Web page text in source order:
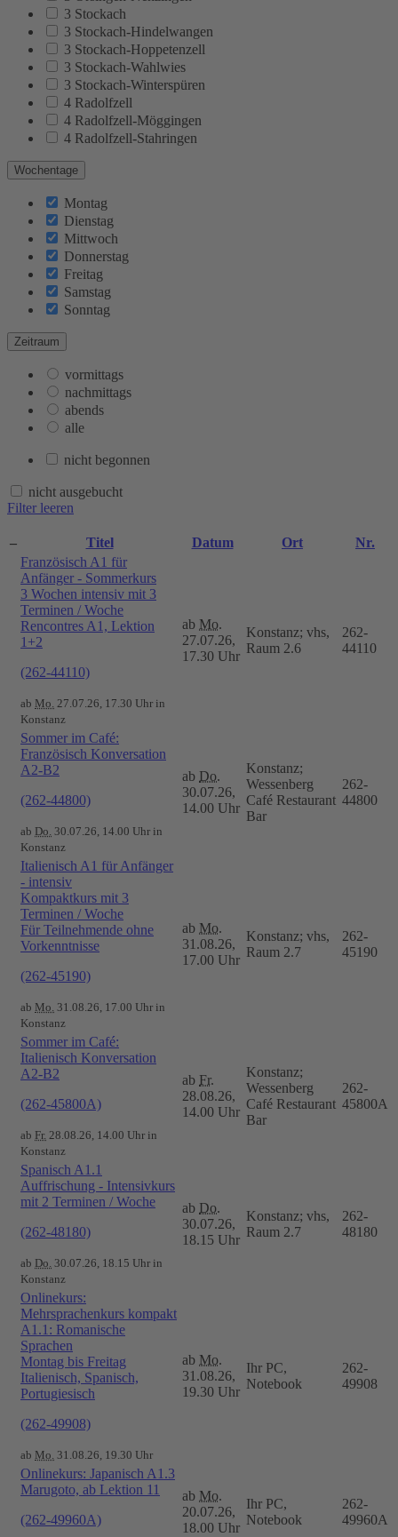
3 Stockach
3 Stockach-Hindelwangen
3 Stockach-Hoppetenzell
3 Stockach-Wahlwies
3 Stockach-Winterspüren
4 Radolfzell
4 Radolfzell-Möggingen
4 Radolfzell-Stahringen
Wochentage
Montag
Dienstag
Mittwoch
Donnerstag
Freitag
Samstag
Sonntag
Zeitraum
vormittags
nachmittags
abends
alle
nicht begonnen
nicht ausgebucht
Filter leeren
– Titel Datum Ort
Nr.
Französisch A1 für
Anfänger - Sommerkurs
3 Wochen intensiv mit 3
Terminen / Woche
Rencontres A1, Lektion
1+2
(262-44110)
ab Mo. 27.07.26, 17.30 Uhr in
Konstanz
ab Mo.
27.07.26,
17.30 Uhr
Konstanz; vhs,
Raum 2.6
262-
44110
Sommer im Café:
Französisch Konversation
A2-B2
(262-44800)
ab Do. 30.07.26, 14.00 Uhr in
Konstanz
ab Do.
30.07.26,
14.00 Uhr
Konstanz;
Wessenberg
Café Restaurant
Bar
262-
44800
Italienisch A1 für Anfänger
- intensiv
Kompaktkurs mit 3
Terminen / Woche
Für Teilnehmende ohne
Vorkenntnisse
(262-45190)
ab Mo. 31.08.26, 17.00 Uhr in
Konstanz
ab Mo.
31.08.26,
17.00 Uhr
Konstanz; vhs,
Raum 2.7
262-
45190
Sommer im Café:
Italienisch Konversation
A2-B2
(262-45800A)
ab Fr. 28.08.26, 14.00 Uhr in
Konstanz
ab Fr.
28.08.26,
14.00 Uhr
Konstanz;
Wessenberg
Café Restaurant
Bar
262-
45800A
Spanisch A1.1
Auffrischung - Intensivkurs
mit 2 Terminen / Woche
(262-48180)
ab Do. 30.07.26, 18.15 Uhr in
Konstanz
ab Do.
30.07.26,
18.15 Uhr
Konstanz; vhs,
Raum 2.7
262-
48180
Onlinekurs:
Mehrsprachenkurs kompakt
A1.1: Romanische
Sprachen
Montag bis Freitag
Italienisch, Spanisch,
Portugiesisch
(262-49908)
ab Mo. 31.08.26, 19.30 Uhr
ab Mo.
31.08.26,
19.30 Uhr
Ihr PC,
Notebook
262-
49908
Onlinekurs: Japanisch A1.3
Marugoto, ab Lektion 11
(262-49960A)
ab Mo.
20.07.26,
18.00 Uhr
Ihr PC,
Notebook
262-
49960A